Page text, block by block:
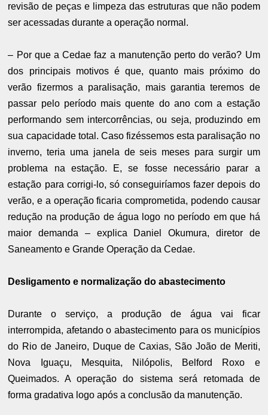
revisão de peças e limpeza das estruturas que não podem
ser acessadas durante a operação normal.
– Por que a Cedae faz a manutenção perto do verão? Um
dos principais motivos é que, quanto mais próximo do
verão fizermos a paralisação, mais garantia teremos de
passar pelo período mais quente do ano com a estação
performando sem intercorrências, ou seja, produzindo em
sua capacidade total. Caso fizéssemos esta paralisação no
inverno, teria uma janela de seis meses para surgir um
problema na estação. E, se fosse necessário parar a
estação para corrigi-lo, só conseguiríamos fazer depois do
verão, e a operação ficaria comprometida, podendo causar
redução na produção de água logo no período em que há
maior demanda – explica Daniel Okumura, diretor de
Saneamento e Grande Operação da Cedae.
Desligamento e normalização do abastecimento
Durante o serviço, a produção de água vai ficar
interrompida, afetando o abastecimento para os municípios
do Rio de Janeiro, Duque de Caxias, São João de Meriti,
Nova Iguaçu, Mesquita, Nilópolis, Belford Roxo e
Queimados. A operação do sistema será retomada de
forma gradativa logo após a conclusão da manutenção.